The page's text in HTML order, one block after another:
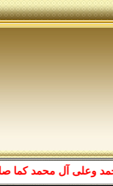
آل محمد كما صليت